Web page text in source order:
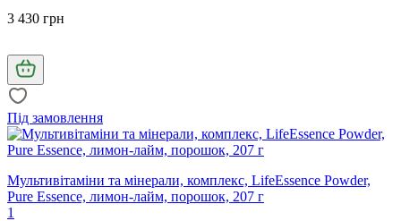
3 430 грн
Під замовлення
Мультивітаміни та мінерали, комплекс, LifeEssence Powder,
Pure Essence, лимон-лайм, порошок, 207 г
1